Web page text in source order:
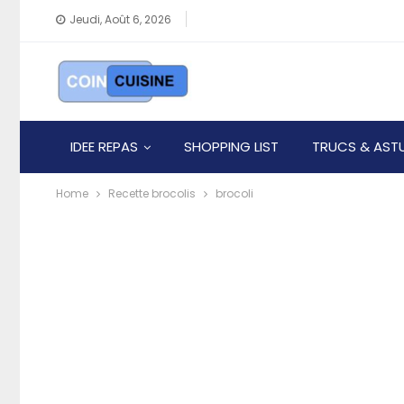
Jeudi, Août 6, 2026
IDEE REPAS SHOPPING LIST TRUCS &
Home Recette brocolis brocoli